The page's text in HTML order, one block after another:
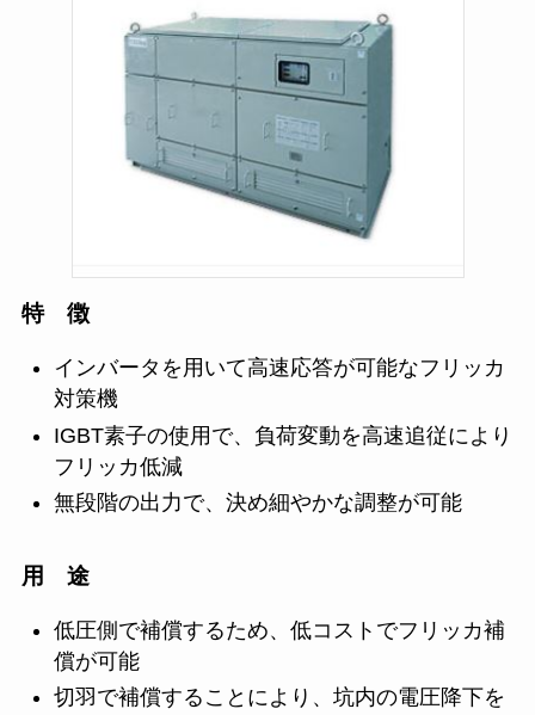
特 徴
インバータを用いて高速応答が可能なフリッカ
対策機
IGBT素子の使用で、負荷変動を高速追従により
フリッカ低減
無段階の出力で、決め細やかな調整が可能
用 途
低圧側で補償するため、低コストでフリッカ補
償が可能
切羽で補償することにより、坑内の電圧降下を